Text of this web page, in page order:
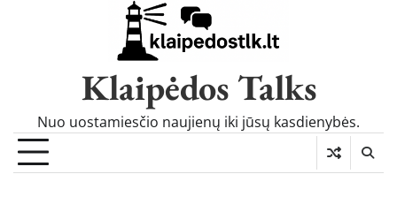
Klaipėdos Talks
Nuo uostamiesčio naujienų iki jūsų kasdienybės.